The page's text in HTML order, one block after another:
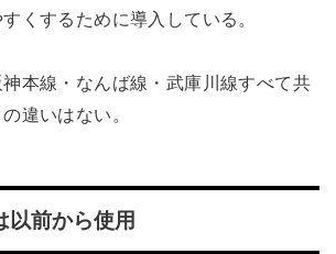
くするために導入している。
本線・なんば線・武庫川線すべて共
違いはない。
以前から使用